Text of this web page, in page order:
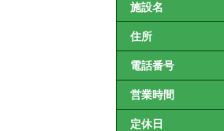
施設名
住所
電話番号
営業時間
定休日